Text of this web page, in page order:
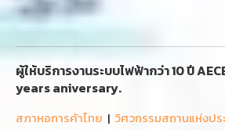
ผู้ให้บริการงานระบบไฟฟ้ากว่า 10 ปี
years aniversary.
สภาหอการค้าไทย | วิศวกรรมสถานแห่งปร